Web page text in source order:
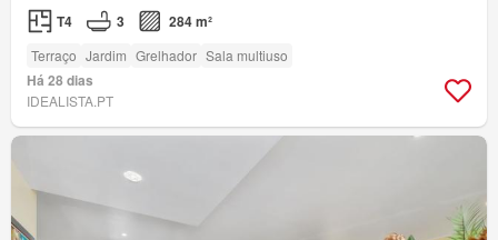
T4 3 284 m²
Terraço Jardim Grelhador Sala multiuso
Há 28 dias
IDEALISTA.PT